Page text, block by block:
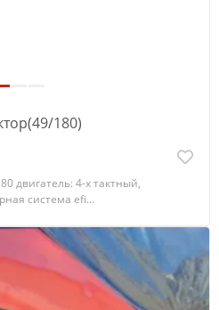
180)
двигатель: 4-х тактный,
система efi...